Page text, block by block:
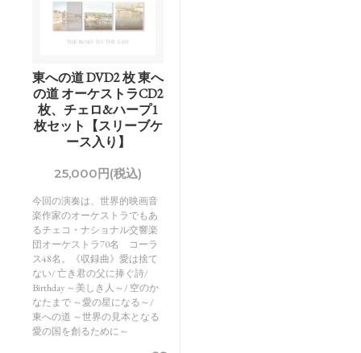
東への道 DVD2 枚 東へ
の道 オーケストラCD2
枚、チェロ&ハープ1
枚セット【スリーブケ
ース入り】
25,000円(税込)
今回の演奏は、世界的映画音
楽作家のオーケストラでもあ
るチェコ・ナショナル交響楽
団オーケストラ70名 コーラ
ス48名。《収録曲》愛は捨て
ない/ 亡き君の父に捧ぐ詩/
Birthday ～美しき人～/ 空のか
なたまで ～愛の星になる～/
東への道 ～世界の見本となる
愛の国を創るために～